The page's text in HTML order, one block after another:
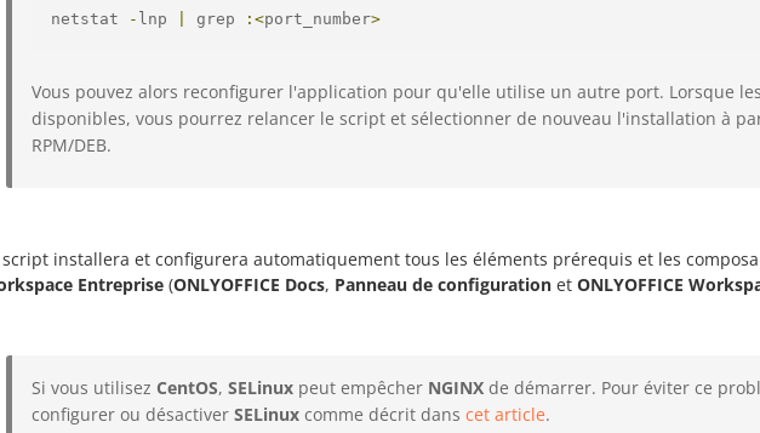
netstat - lnp grep :<port_number>
Vous pouvez alors reconfigurer l'application pour qu'elle utilise un autre port. Lorsque
disponibles, vous pourrez relancer le script et sélectionner de nouveau l'installation à
RPM/DEB.
script installera et configurera automatiquement tous les éléments prérequis et les
Entreprise (ONLYOFFICE Docs, Panneau de configuration et ONLYOFFICE
Si vous utilisez CentOS, SELinux peut empêcher NGINX de démarrer. Pour éviter ce
configurer ou désactiver SELinux comme décrit dans cet article.